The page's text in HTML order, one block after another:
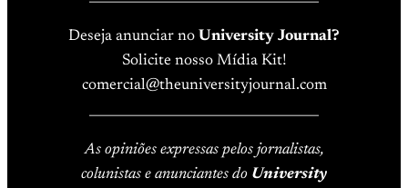
Deseja anunciar no University Journal?
Solicite nosso Mídia Kit!
comercial@theuniversityjournal.com
As opiniões expressas pelos jornalistas,
colunistas e anunciantes do University